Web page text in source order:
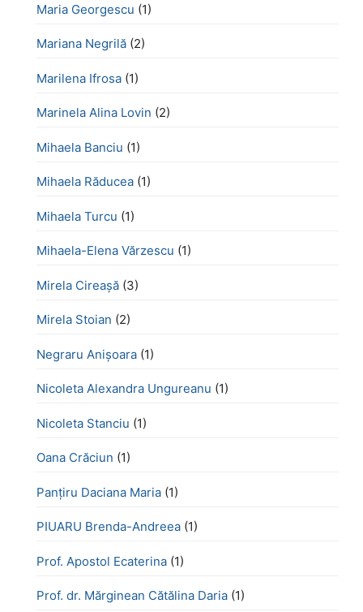
Maria Georgescu (1)
Mariana Negrilă (2)
Marilena Ifrosa (1)
Marinela Alina Lovin (2)
Mihaela Banciu (1)
Mihaela Răducea (1)
Mihaela Turcu (1)
Mihaela-Elena Vărzescu (1)
Mirela Cireașă (3)
Mirela Stoian (2)
Negraru Anișoara (1)
Nicoleta Alexandra Ungureanu (1)
Nicoleta Stanciu (1)
Oana Crăciun (1)
Panțiru Daciana Maria (1)
PIUARU Brenda-Andreea (1)
Prof. Apostol Ecaterina (1)
Prof. dr. Mărginean Cătălina Daria (1)